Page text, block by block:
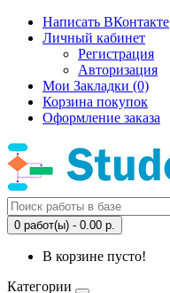
Написать ВКонтакте
Личный кабинет
Регистрация
Авторизация
Мои Закладки (0)
Корзина покупок
Оформление заказа
0 работ(ы) - 0.00 р.
В корзине пусто!
Категории